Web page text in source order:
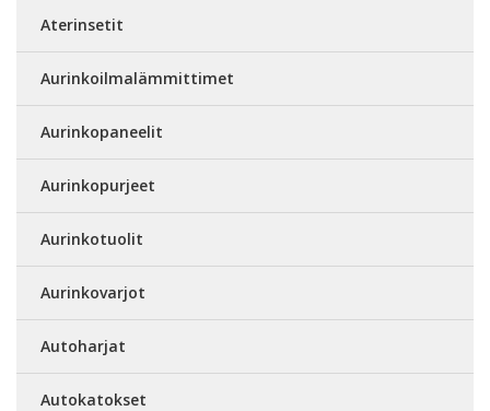
Aterinsetit
Aurinkoilmalämmittimet
Aurinkopaneelit
Aurinkopurjeet
Aurinkotuolit
Aurinkovarjot
Autoharjat
Autokatokset